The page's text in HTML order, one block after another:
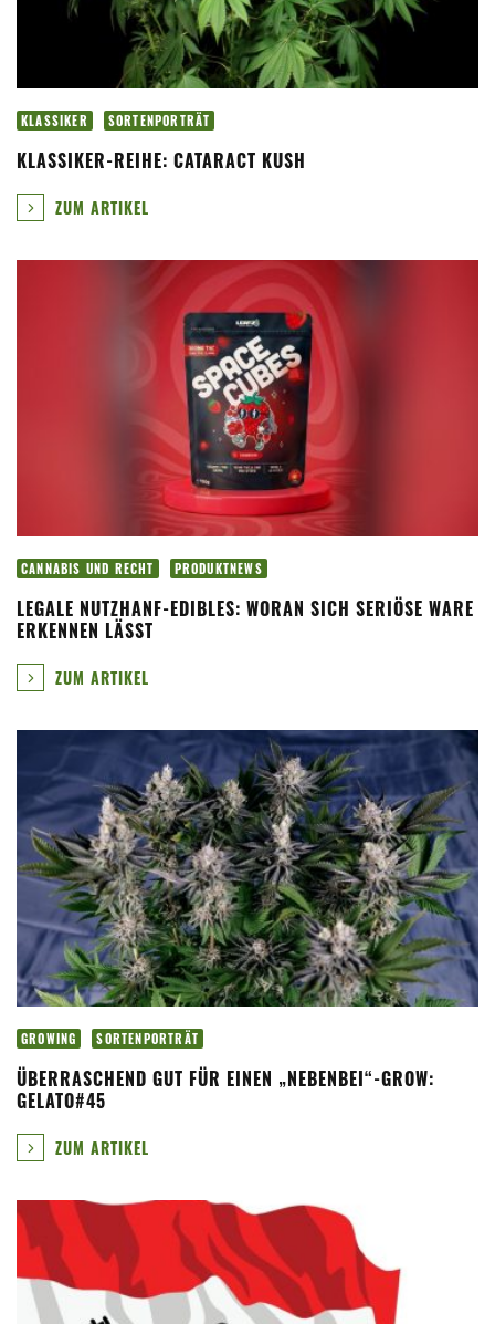
KLASSIKER SORTENPORTRÄT
KLASSIKER-REIHE: CATARACT KUSH
ZUM ARTIKEL
CANNABIS UND RECHT PRODUKTNEWS
LEGALE NUTZHANF-EDIBLES: WORAN SICH SERIÖSE WARE
ERKENNEN LÄSST
ZUM ARTIKEL
GROWING SORTENPORTRÄT
ÜBERRASCHEND GUT FÜR EINEN „NEBENBEI“-GROW:
GELATO#45
ZUM ARTIKEL